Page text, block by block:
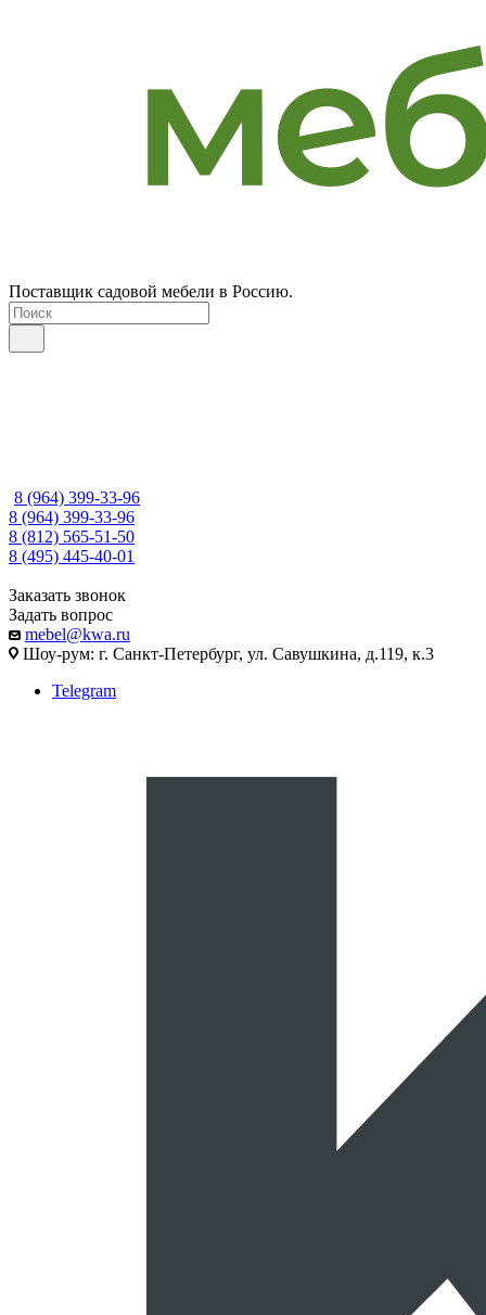
Поставщик садовой мебели в Россию.
8 (964) 399-33-96
8 (964) 399-33-96
8 (812) 565-51-50
8 (495) 445-40-01
Заказать звонок
Задать вопрос
mebel@kwa.ru
Шоу-рум: г. Санкт-Петербург, ул. Савушкина, д.119, к.3
Telegram